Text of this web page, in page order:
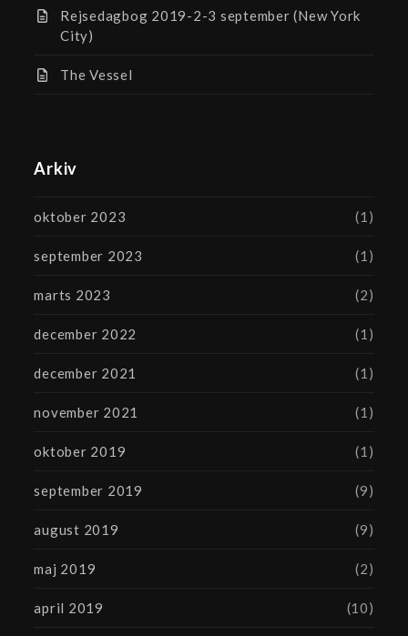
Rejsedagbog 2019-2-3 september (New York
City)
The Vessel
Arkiv
oktober 2023 (1)
september 2023 (1)
marts 2023 (2)
december 2022 (1)
december 2021 (1)
november 2021 (1)
oktober 2019 (1)
september 2019 (9)
august 2019 (9)
maj 2019 (2)
april 2019 (10)